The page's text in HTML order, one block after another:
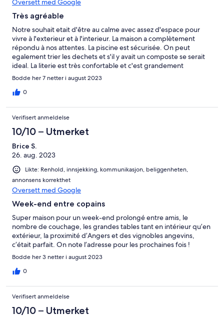
Oversett med Google
Très agréable
Notre souhait etait d'être au calme avec assez d'espace pour
vivre à l'exterieur et à l'interieur. La maison a complètement
répondu à nos attentes. La piscine est sécurisée. On peut
egalement trier les dechets et s'il y avait un composte se serait
ideal. La literie est très confortable et c'est grandement
appreciable. L'equipement permet d'accueillir les grandes
familles. Pour finir, notre hote s'est toujours rendu disponible
dès que necessaire. Nous recommandons cette maison.
Bodde her 7 netter i august 2023
0
Verifisert anmeldelse
10/10 – Utmerket
Brice S.
26. aug. 2023
Likte: Renhold, innsjekking, kommunikasjon, beliggenheten,
annonsens korrekthet
Oversett med Google
Week-end entre copains
Super maison pour un week-end prolongé entre amis, le
nombre de couchage, les grandes tables tant en intérieur qu’en
extérieur, la proximité d’Angers et des vignobles angevins,
c’était parfait. On note l’adresse pour les prochaines fois !
Bodde her 3 netter i august 2023
0
Verifisert anmeldelse
10/10 – Utmerket